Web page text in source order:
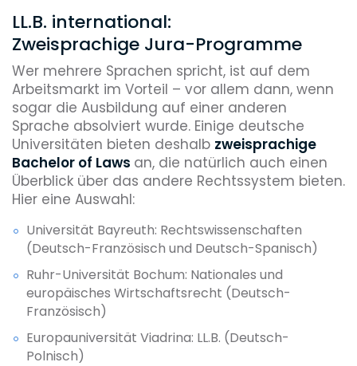
LL.B. international:
Zweisprachige Jura-Programme
Wer mehrere Sprachen spricht, ist auf dem
Arbeitsmarkt im Vorteil – vor allem dann, wenn
sogar die Ausbildung auf einer anderen
Sprache absolviert wurde. Einige deutsche
Universitäten bieten deshalb zweisprachige
Bachelor of Laws an, die natürlich auch einen
Überblick über das andere Rechtssystem bieten.
Hier eine Auswahl:
Universität Bayreuth: Rechtswissenschaften
(Deutsch-Französisch und Deutsch-Spanisch)
Ruhr-Universität Bochum: Nationales und
europäisches Wirtschaftsrecht (Deutsch-
Französisch)
Europauniversität Viadrina: LL.B. (Deutsch-
Polnisch)